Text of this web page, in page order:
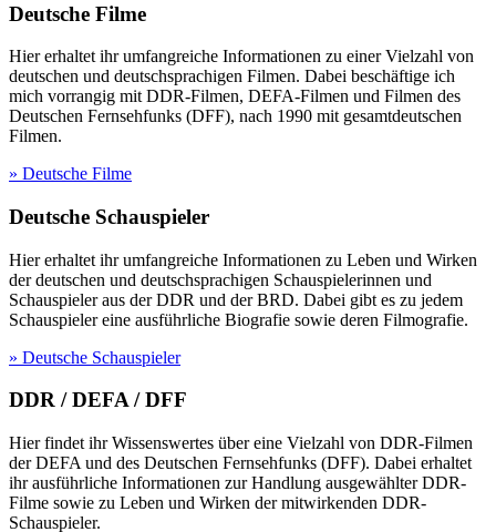
Deutsche Filme
Hier erhaltet ihr umfangreiche Informationen zu einer Vielzahl von
deutschen und deutschsprachigen Filmen. Dabei beschäftige ich
mich vorrangig mit DDR-Filmen, DEFA-Filmen und Filmen des
Deutschen Fernsehfunks (DFF), nach 1990 mit gesamtdeutschen
Filmen.
» Deutsche Filme
Deutsche Schauspieler
Hier erhaltet ihr umfangreiche Informationen zu Leben und Wirken
der deutschen und deutschsprachigen Schauspielerinnen und
Schauspieler aus der DDR und der BRD. Dabei gibt es zu jedem
Schauspieler eine ausführliche Biografie sowie deren Filmografie.
» Deutsche Schauspieler
DDR / DEFA / DFF
Hier findet ihr Wissenswertes über eine Vielzahl von DDR-Filmen
der DEFA und des Deutschen Fernsehfunks (DFF). Dabei erhaltet
ihr ausführliche Informationen zur Handlung ausgewählter DDR-
Filme sowie zu Leben und Wirken der mitwirkenden DDR-
Schauspieler.